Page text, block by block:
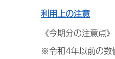
利用上の注意
《今期分の注意点》
※令和4年以前の数